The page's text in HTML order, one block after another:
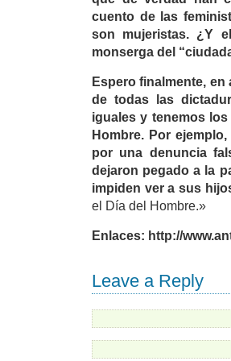
cuento de las
son mujeristas. ¿Y
monserga del
Espero finalmente,
de todas las
iguales y tenemos
Hombre. Por
por una denuncia
dejaron pegado a la
impiden ver a sus
el Día del Hombre.»
Enlaces: http://
Leave a Reply